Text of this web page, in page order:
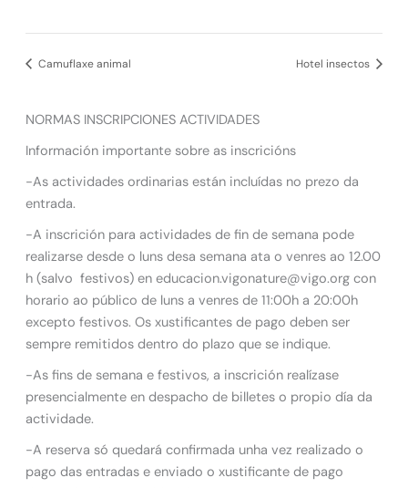
Camuflaxe animal Hotel insectos
NORMAS INSCRIPCIONES ACTIVIDADES
Información importante sobre as inscricións
-As actividades ordinarias están incluídas no prezo da
entrada.
-A inscrición para actividades de fin de semana pode
realizarse desde o luns desa semana ata o venres ao 12.00
h (salvo festivos) en educacion.vigonature@vigo.org con
horario ao público de luns a venres de 11:00h a 20:00h
excepto festivos. Os xustificantes de pago deben ser
sempre remitidos dentro do plazo que se indique.
-As fins de semana e festivos, a inscrición realízase
presencialmente en despacho de billetes o propio día da
actividade.
-A reserva só quedará confirmada unha vez realizado o
pago das entradas e enviado o xustificante de pago